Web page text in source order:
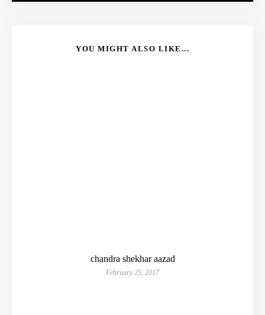
YOU MIGHT ALSO LIKE...
chandra shekhar aazad
February 25, 2017